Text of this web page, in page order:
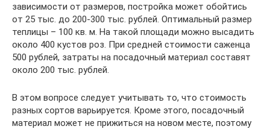
зависимости от размеров, постройка может обойтись
от 25 тыс. до 200-300 тыс. рублей. Оптимальный размер
теплицы – 100 кв. м. На такой площади можно высадить
около 400 кустов роз. При средней стоимости саженца
500 рублей, затраты на посадочный материал составят
около 200 тыс. рублей.
В этом вопросе следует учитывать то, что стоимость
разных сортов варьируется. Кроме этого, посадочный
материал может не прижиться на новом месте, поэтому